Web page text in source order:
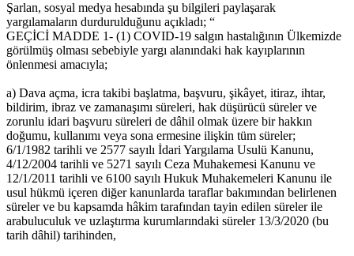
Şarlan, sosyal medya hesabında şu bilgileri paylaşarak
yargılamaların durdurulduğunu açıkladı; “
GEÇİCİ MADDE 1- (1) COVID-19 salgın hastalığının Ülkemizde
görülmüş olması sebebiyle yargı alanındaki hak kayıplarının
önlenmesi amacıyla;
a) Dava açma, icra takibi başlatma, başvuru, şikâyet, itiraz, ihtar,
bildirim, ibraz ve zamanaşımı süreleri, hak düşürücü süreler ve
zorunlu idari başvuru süreleri de dâhil olmak üzere bir hakkın
doğumu, kullanımı veya sona ermesine ilişkin tüm süreler;
6/1/1982 tarihli ve 2577 sayılı İdari Yargılama Usulü Kanunu,
4/12/2004 tarihli ve 5271 sayılı Ceza Muhakemesi Kanunu ve
12/1/2011 tarihli ve 6100 sayılı Hukuk Muhakemeleri Kanunu ile
usul hükmü içeren diğer kanunlarda taraflar bakımından belirlenen
süreler ve bu kapsamda hâkim tarafından tayin edilen süreler ile
arabuluculuk ve uzlaştırma kurumlarındaki süreler 13/3/2020 (bu
tarih dâhil) tarihinden,